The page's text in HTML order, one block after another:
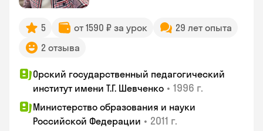
5 от 1590 ₽ за урок
29 лет опыта
2 отзыва
Орский государственный педагогический
институт имени Т.Г. Шевченко • 1996 г.
Министерство образования и науки
Российской Федерации • 2011 г.